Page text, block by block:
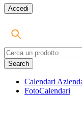
Calendari
FotoCalendari